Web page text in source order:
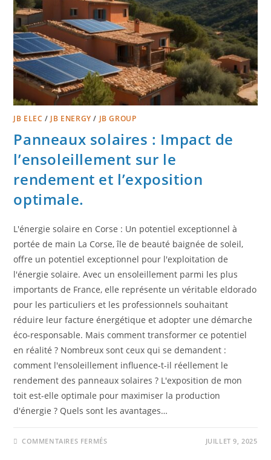
JB ELEC /JB ENERGY /JB GROUP
Panneaux solaires : Impact de
l’ensoleillement sur le
rendement et l’exposition
optimale.
L'énergie solaire en Corse : Un potentiel exceptionnel à
portée de main La Corse, île de beauté baignée de soleil,
offre un potentiel exceptionnel pour l'exploitation de
l'énergie solaire. Avec un ensoleillement parmi les plus
importants de France, elle représente un véritable eldorado
pour les particuliers et les professionnels souhaitant
réduire leur facture énergétique et adopter une démarche
éco-responsable. Mais comment transformer ce potentiel
en réalité ? Nombreux sont ceux qui se demandent :
comment l'ensoleillement influence-t-il réellement le
rendement des panneaux solaires ? L'exposition de mon
toit est-elle optimale pour maximiser la production
d'énergie ? Quels sont les avantages…
COMMENTAIRES FERMÉS JUILLET 9, 2025